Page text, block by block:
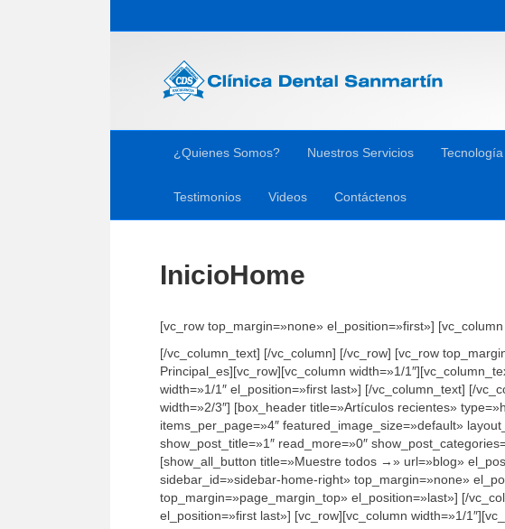
¿Quienes Somos? Nuestros Servicios
Testimonios Videos Contáctenos
InicioHome
[vc_row top_margin=»none» el_position=»first»]
[/vc_column_text] [/vc_column] [/vc_row] [vc_row
Principal_es][vc_row][vc_column width=»1/
width=»1/1″ el_position=»first last»] [/vc_column_text] [/
width=»2/3″] [box_header title=»Artículos recientes»
items_per_page=»4″ featured_image_size=»default»
show_post_title=»1″ read_more=»0″
[show_all_button title=»Muestre todos →» url=»blog»
sidebar_id=»sidebar-home-right» top_margin=»none»
top_margin=»page_margin_top» el_position=»last»] [/
el_position=»first last»] [vc_row][vc_column width=»1/